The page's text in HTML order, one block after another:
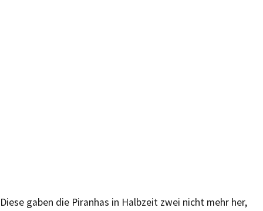
Diese gaben die Piranhas in Halbzeit zwei nicht mehr her,